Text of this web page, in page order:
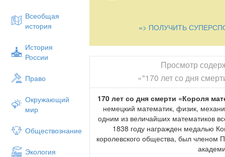
Всеобщая
история
История
России
Право
Окружающий
мир
Обществознание
Экология
=> ПОЛУЧИТЬ
Просмотр
«"170 лет со дня
170 лет со дня смерти «Короля
немецкий математик, физик,
одним из величайших математиков
1838 году награжден медалью
королевского общества, был членом